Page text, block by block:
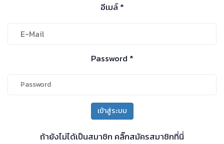
อีเมล์ *
Password *
เข้าสู่ระบบ
ถ้ายังไม่ได้เป็นสมาชิก คลิ๊กสมัครสมาชิกที่นี่